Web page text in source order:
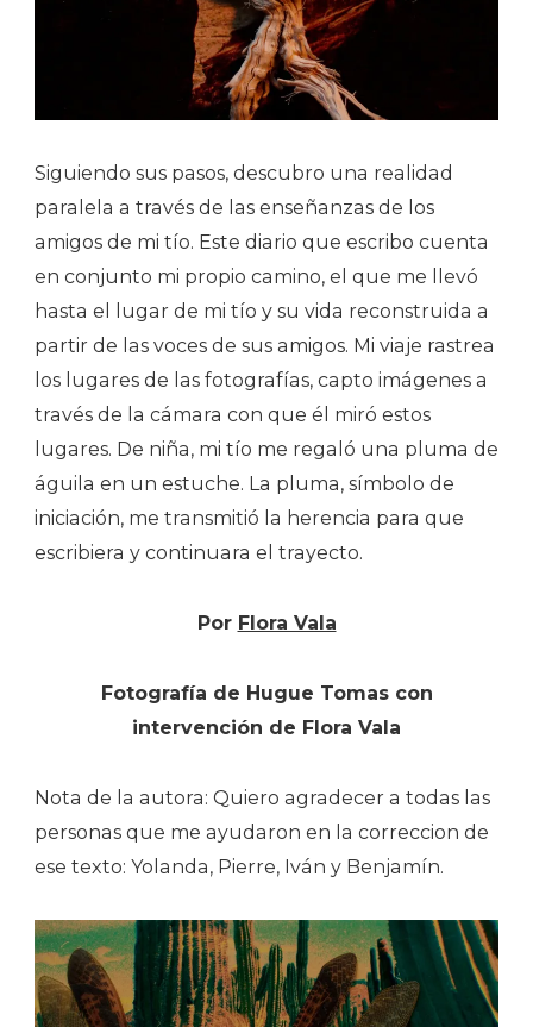
Siguiendo sus pasos, descubro una realidad
paralela a través de las enseñanzas de los
amigos de mi tío. Este diario que escribo cuenta
en conjunto mi propio camino, el que me llevó
hasta el lugar de mi tío y su vida reconstruida a
partir de las voces de sus amigos. Mi viaje rastrea
los lugares de las fotografías, capto imágenes a
través de la cámara con que él miró estos
lugares. De niña, mi tío me regaló una pluma de
águila en un estuche. La pluma, símbolo de
iniciación, me transmitió la herencia para que
escribiera y continuara el trayecto.
Por Flora Vala
Fotografía de Hugue Tomas con
intervención de Flora Vala
Nota de la autora: Quiero agradecer a todas las
personas que me ayudaron en la correccion de
ese texto: Yolanda, Pierre, Iván y Benjamín.